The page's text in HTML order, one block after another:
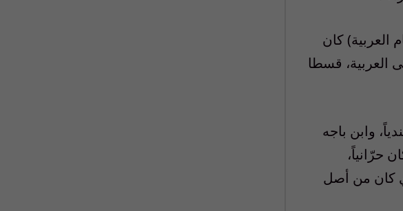
العربية) كان
العربية، قسطا
وابن باجه
حرّانياً،
كان من أصل